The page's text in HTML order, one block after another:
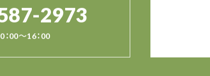
2973
：00～16：00